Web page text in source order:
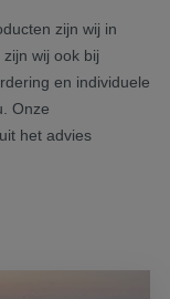
zijn wij in
wij ook bij
en individuele
Onze
het advies